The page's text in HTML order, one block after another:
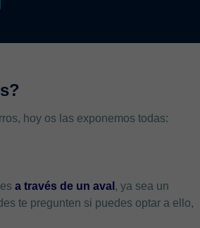
hoy os las exponemos todas:
a través de un aval , ya sea un
te pregunten si puedes optar a ello,